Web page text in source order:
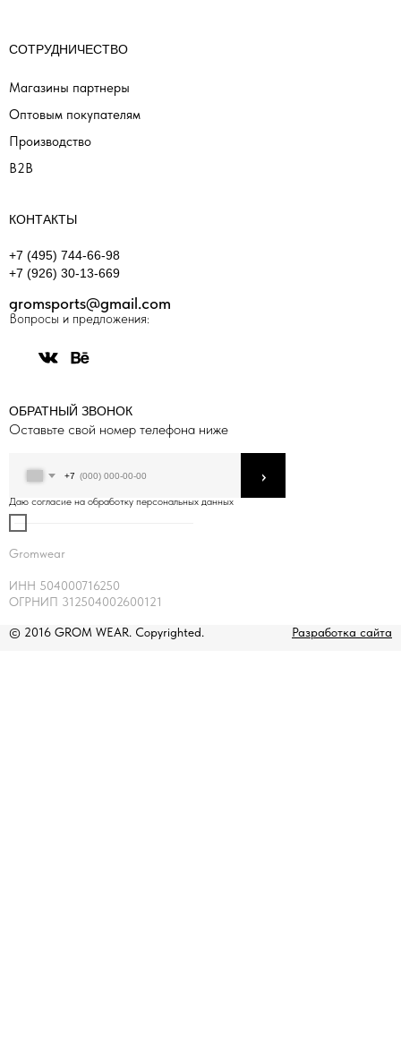
Производство
СОТРУДНИЧЕСТВО
Магазины партнеры
Оптовым покупателям
КОНТАКТЫ
+7 (495) 744-66-98
+7 (926) 30-13-669
gromsports@gmail.com
Gromwear
ИНН 504000716250
ОГРНИП 312504002600121
© 2016 GROM WEAR. Copyrighted. Разработка сайта
Вопросы и предложения:
ОБРАТНЫЙ ЗВОНОК
Оставьте свой номер телефона ниже
+7
Даю согласие на обработку персональных данных
›
B2B